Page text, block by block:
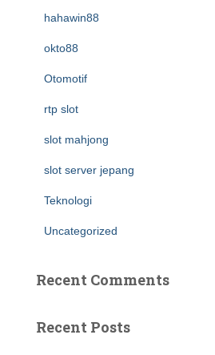
hahawin88
okto88
Otomotif
rtp slot
slot mahjong
slot server jepang
Teknologi
Uncategorized
Recent Comments
Recent Posts